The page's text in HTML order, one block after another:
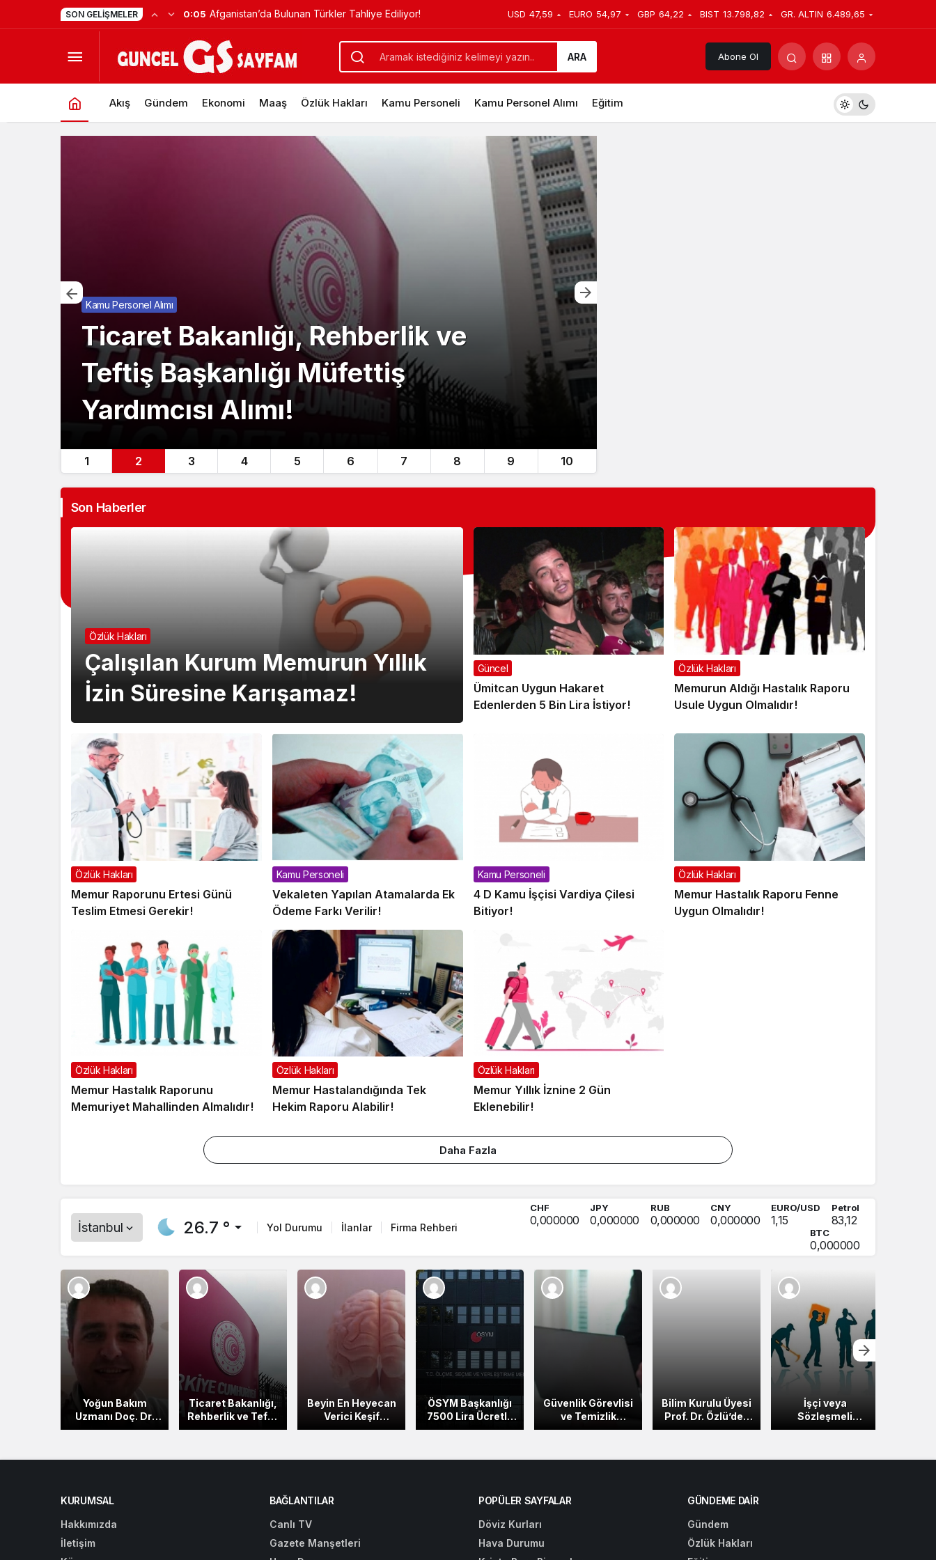
SON GELIŞMELER 0:05 Afganistan’da Bulunan Türkler Tahliye Ediliyor! USD 47,59 EURO 54,97 GBP 64,22 BIST 13.798,82 GR. ALTIN 6.489,65
ARA Abone Ol
Akış Gündem Ekonomi Maaş Özlük Hakları Kamu Personeli Kamu Personel Alımı Eğitim
Kamu Personel Alımı
Ticaret Bakanlığı, Rehberlik ve
Teftiş Başkanlığı Müfettiş
Yardımcısı Alımı!
1 2 3 4 5 6 7 8 9 10
Son Haberler
Özlük Hakları
Çalışılan Kurum Memurun Yıllık
İzin Süresine Karışamaz!
Güncel
Ümitcan Uygun Hakaret
Edenlerden 5 Bin Lira İstiyor!
Özlük Hakları
Memurun Aldığı Hastalık Raporu
Usule Uygun Olmalıdır!
Özlük Hakları
Memur Raporunu Ertesi Günü
Teslim Etmesi Gerekir!
Kamu Personeli
Vekaleten Yapılan Atamalarda Ek
Ödeme Farkı Verilir!
Kamu Personeli
4 D Kamu İşçisi Vardiya Çilesi
Bitiyor!
Özlük Hakları
Memur Hastalık Raporu Fenne
Uygun Olmalıdır!
Özlük Hakları
Memur Hastalık Raporunu
Memuriyet Mahallinden Almalıdır!
Özlük Hakları
Memur Hastalandığında Tek
Hekim Raporu Alabilir!
Özlük Hakları
Memur Yıllık İznine 2 Gün
Eklenebilir!
Daha Fazla
İstanbul 26.7 ° Yol Durumu İlanlar Firma Rehberi
CHF
0,000000
JPY
0,000000
RUB
0,000000
CNY
0,000000
EURO/USD
1,15
Petrol
83,12
BTC
0,000000
Yoğun Bakım
Uzmanı Doç. Dr.
Murat Erdoğan
Ticaret Bakanlığı,
Rehberlik ve Teftiş
Başkanlığı
Beyin En Heyecan
Verici Keşif
Alanıdır! Beyindeki
ÖSYM Başkanlığı
7500 Lira Ücretle
Uzman Yardımcısı
Güvenlik Görevlisi
ve Temizlik
Personeli
Bilim Kurulu Üyesi
Prof. Dr. Özlü’den
“İnatçı Öksürük”
İşçi veya
Sözleşmeli
Personel Memur
KURUMSAL
Hakkımızda
İletişim
BAĞLANTILAR
Canlı TV
Gazete Manşetleri
POPÜLER SAYFALAR
Döviz Kurları
Hava Durumu
GÜNDEME DAIR
Gündem
Özlük Hakları